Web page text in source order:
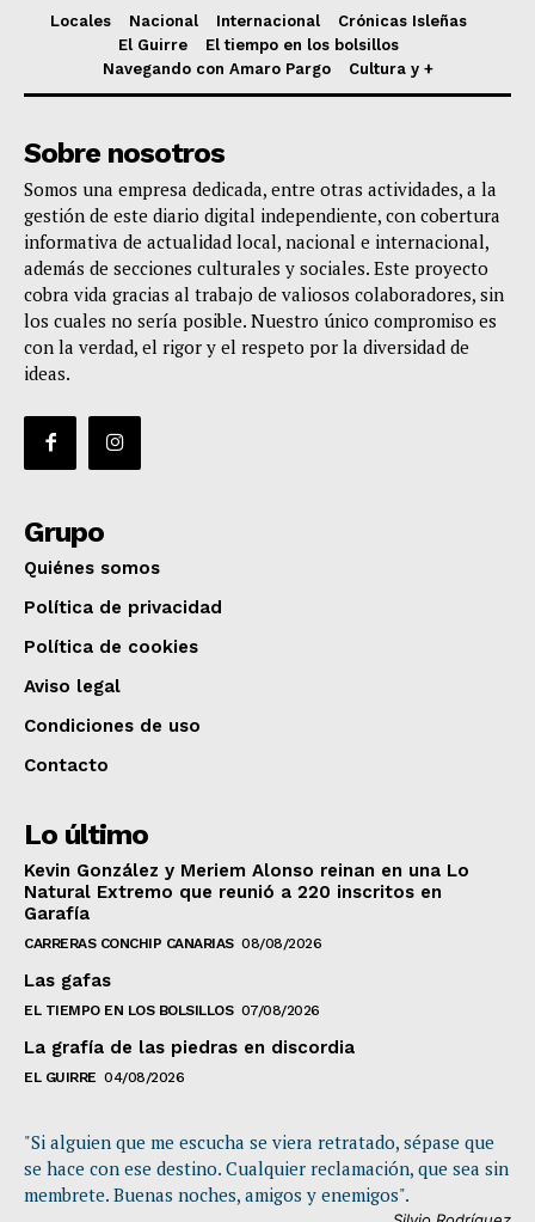
Locales Nacional Internacional
Crónicas Isleñas
El Guirre
El tiempo en los bolsillos
Navegando con Amaro Pargo
Cultura y +
Sobre nosotros
Somos una empresa dedicada, entre otras actividades, a la
gestión de este diario digital independiente, con cobertura
informativa de actualidad local, nacional e internacional,
además de secciones culturales y sociales. Este proyecto
cobra vida gracias al trabajo de valiosos colaboradores, sin
los cuales no sería posible. Nuestro único compromiso es
con la verdad, el rigor y el respeto por la diversidad de
ideas.
Grupo
Quiénes somos
Política de privacidad
Política de cookies
Aviso legal
Condiciones de uso
Contacto
Lo último
Kevin González y Meriem Alonso reinan en una Lo
Natural Extremo que reunió a 220 inscritos en
Garafía
CARRERAS CONCHIP CANARIAS 08/08/2026
Las gafas
EL TIEMPO EN LOS BOLSILLOS 07/08/2026
La grafía de las piedras en discordia
EL GUIRRE 04/08/2026
"Si alguien que me escucha se viera retratado, sépase que
se hace con ese destino. Cualquier reclamación, que sea sin
membrete. Buenas noches, amigos y enemigos".